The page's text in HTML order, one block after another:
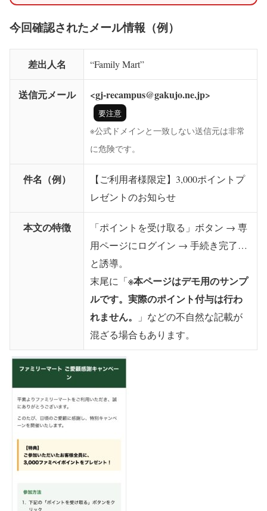
今回確認されたメール情報（例）
差出人名 “Family Mart”
送信元メール <gj-recampus@gakujo.ne.jp>
要注意
※公式ドメインと一致しない送信元は非常
に危険です。
件名（例）
【ご利用者様限定】3,000ポイントプ
レゼントのお知らせ
本文の特徴
「ポイントを受け取る」ボタン → 専
用ページにログイン → 手続き完了…
と誘導。
末尾に「※本ページはデモ用のサンプ
ルです。実際のポイント付与は行わ
れません。
」などの不自然な記載が
混ざる場合もあります。